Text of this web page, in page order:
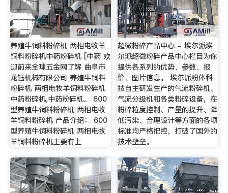
养殖牛饲料粉碎机 两相电牧羊
饲料粉碎机中药粉碎机 [中药 欢
迎前来全球五金网了解 曲阜市
龙钰机械有限公司 养殖牛饲料
粉碎机 两相电牧羊饲料粉碎机
中药粉碎机,中药粉碎机。 600
型养殖牛饲料粉碎机 两相电牧
羊饲料粉碎机 产品介绍： 600
型养殖牛饲料粉碎机 两相电牧
羊饲料粉碎机主要有上
超微粉碎产品中心 - 埃尔派埃
尔派超微粉碎产品中心栏目为你
提供各系列的优势、参数、报
价、图片信息。 埃尔派粉体科
技自主研发生产的气流粉碎机、
气流分级机和各类粉碎设备，在
粉碎粒度控制、产量的提升、降
低污染、合理设计等方面的各项
标准均严格把控，打破了国外的
技术壁垒。